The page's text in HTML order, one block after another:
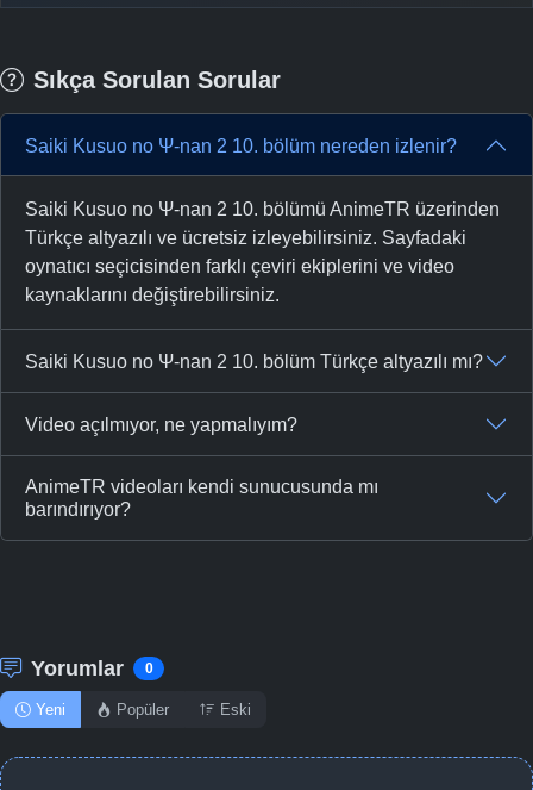
Sıkça Sorulan Sorular
Saiki Kusuo no Ψ-nan 2 10. bölüm nereden izlenir?
Saiki Kusuo no Ψ-nan 2 10. bölümü AnimeTR üzerinden
Türkçe altyazılı ve ücretsiz izleyebilirsiniz. Sayfadaki
oynatıcı seçicisinden farklı çeviri ekiplerini ve video
kaynaklarını değiştirebilirsiniz.
Saiki Kusuo no Ψ-nan 2 10. bölüm Türkçe altyazılı mı?
Video açılmıyor, ne yapmalıyım?
AnimeTR videoları kendi sunucusunda mı
barındırıyor?
Yorumlar 0
Yeni Popüler Eski